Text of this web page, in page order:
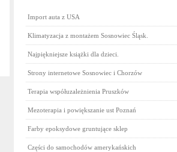
Import auta z USA
Klimatyzacja z montażem Sosnowiec Śląsk.
Najpiękniejsze książki dla dzieci.
Strony internetowe Sosnowiec i Chorzów
Terapia współuzależnienia Pruszków
Mezoterapia i powiększanie ust Poznań
Farby epoksydowe gruntujące sklep
Części do samochodów amerykańskich